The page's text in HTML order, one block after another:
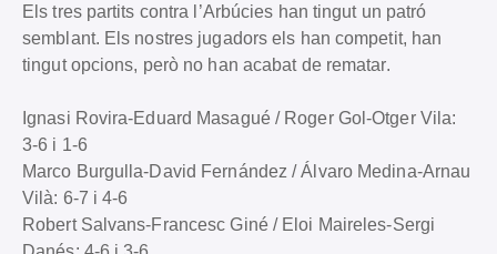
Els tres partits contra l’Arbúcies han tingut un patró
semblant. Els nostres jugadors els han competit, han
tingut opcions, però no han acabat de rematar.
Ignasi Rovira-Eduard Masagué / Roger Gol-Otger Vila:
3-6 i 1-6
Marco Burgulla-David Fernández / Álvaro Medina-Arnau
Vilà: 6-7 i 4-6
Robert Salvans-Francesc Giné / Eloi Maireles-Sergi